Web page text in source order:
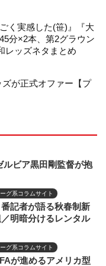
n
く実感した(笹)』『大
分×2本、第2グラウン
レッズネタまとめ
が正式オファー【プ
ビア黒田剛監督が抱
グ系コラムサイト
記者が語る秋春制新
明暗分けるレンタル
グ系コラムサイト
が進めるアメリカ型